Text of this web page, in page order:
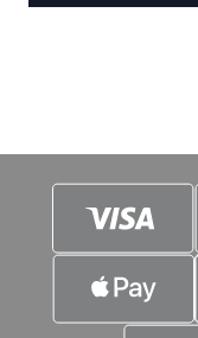
sí
necesitar
mismo
La